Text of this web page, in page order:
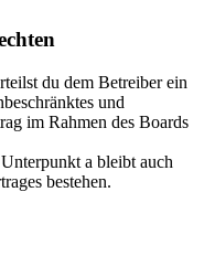
du dem Betreiber ein
und
im Rahmen des Boards
a bleibt auch
bestehen.